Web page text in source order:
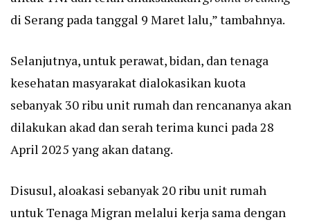
di Serang pada tanggal 9 Maret lalu,” tambahnya.
Selanjutnya, untuk perawat, bidan, dan tenaga
kesehatan masyarakat dialokasikan kuota
sebanyak 30 ribu unit rumah dan rencananya akan
dilakukan akad dan serah terima kunci pada 28
April 2025 yang akan datang.
Disusul, aloakasi sebanyak 20 ribu unit rumah
untuk Tenaga Migran melalui kerja sama dengan